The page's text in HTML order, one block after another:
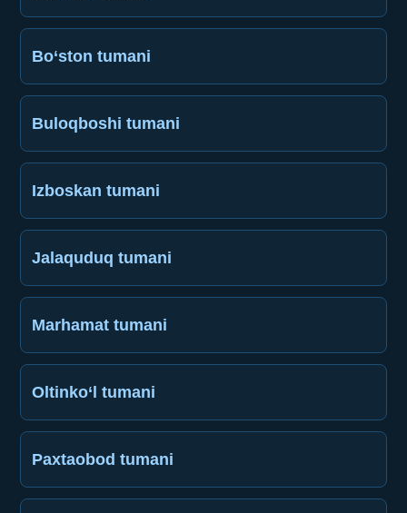
Bo‘ston tumani
Buloqboshi tumani
Izboskan tumani
Jalaquduq tumani
Marhamat tumani
Oltinko‘l tumani
Paxtaobod tumani